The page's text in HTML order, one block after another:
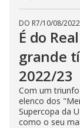
DO R7/10/08/2022
É do
grande
2022/23
Com um
elenco dos
Supercopa da
como o seu